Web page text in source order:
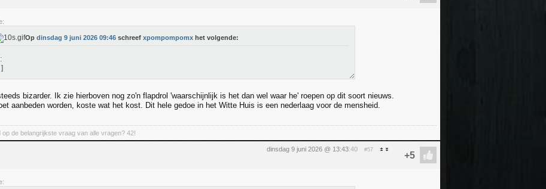
Op dinsdag 9 juni 2026 09:46 schreef xpompompomx het volgende:
]
bizarder. Ik zie hierboven nog zo'n flapdrol 'waarschijnlijk is het dan wel waar he' roepen op dit soort nieuws.
aanbeden worden, koste wat het kost. Dit hele gedoe in het Witte Huis is een nederlaag voor de mensheid.
op de belangrijkste vraag van alle vragen? 42!
dinsdag 9 juni 2026 @ 13:43:40 #57